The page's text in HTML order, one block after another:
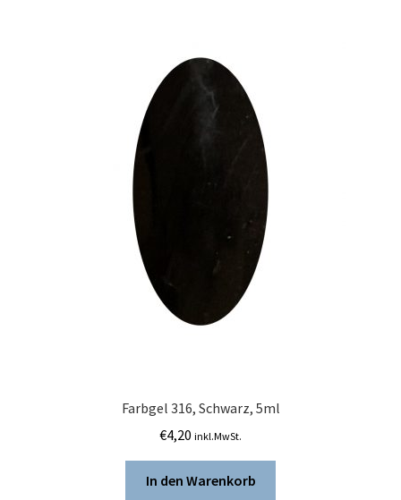
Farbgel 316, Schwarz, 5ml
€4,20 inkl.MwSt.
In den Warenkorb